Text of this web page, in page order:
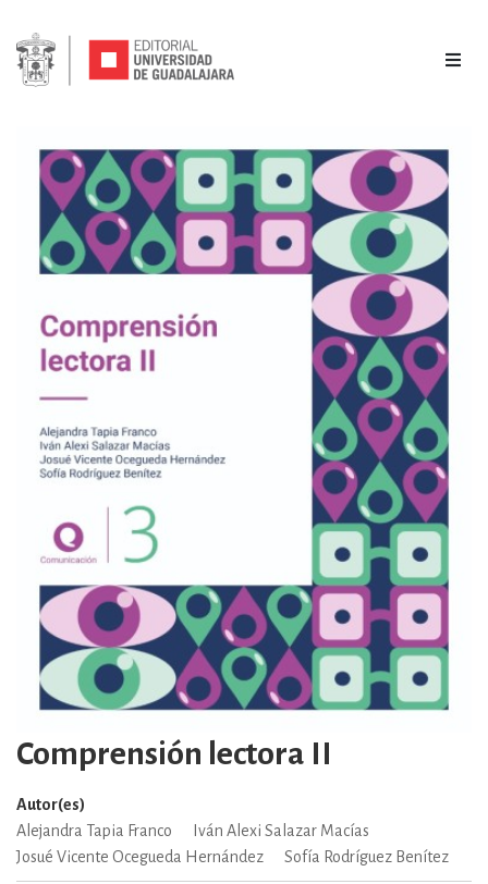
Comprensión lectora II
Autor(es)
Alejandra Tapia Franco
Iván Alexi Salazar Macías
Josué Vicente Ocegueda Hernández
Sofía Rodríguez Benítez